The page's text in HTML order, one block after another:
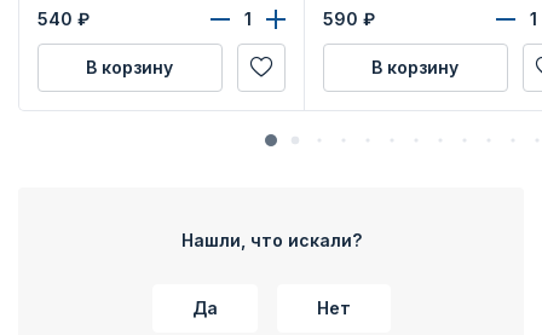
540 ₽
В корзину
удостоверения
590 ₽
В корзину
Нашли, что искали?
Да Нет